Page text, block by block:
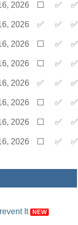
2026 ⬜️ ✅ ✅
2026 ✅ ✅ ✅
2026 ⬜️ ✅ ✅
2026 ⬜️ ✅ ✅
2026 ✅ ✅ ✅
2026 ⬜️ ✅ ✅
2026 ⬜️ ✅ ✅
2026 ⬜️ ✅ ✅
It NEW